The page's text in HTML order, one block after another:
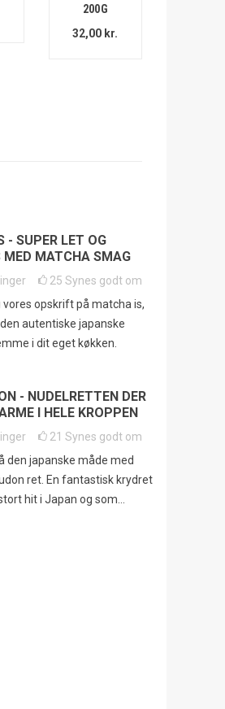
200G
32,00 kr.
- SUPER LET OG
MATCHA SMAG
25 Synes godt om
vores opskrift på matcha is,
autentiske japanske
i dit eget køkken.
- NUDELRETTEN DER
I HELE KROPPEN
21 Synes godt om
den japanske måde med
ret. En fantastisk krydret
hit i Japan og som...